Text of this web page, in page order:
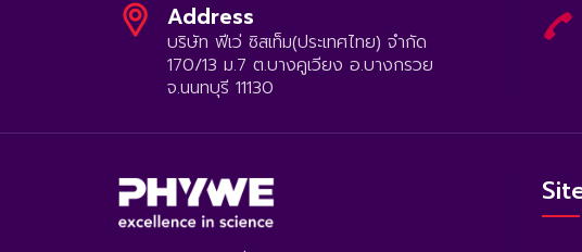
Address
บริษัท ฟีเว่ ซิสเท็ม(ประเทศไทย) จำกัด
170/13 ม.7 ต.บางคูเวียง อ.บางกรวย
จ.นนทบุรี 11130